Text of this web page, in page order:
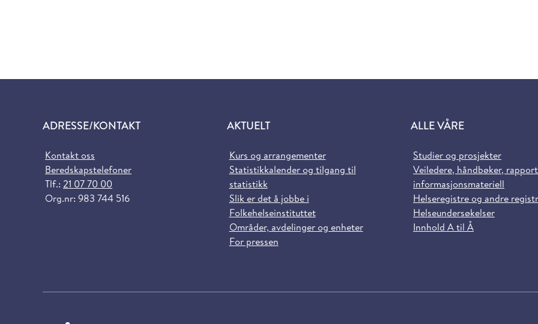
ADRESSE/KONTAKT
Kontakt oss
Beredskapstelefoner
Tlf.: 21 07 70 00
Org.nr: 983 744 516
AKTUELT
Kurs og arrangementer
Statistikkalender og tilgang til
statistikk
Slik er det å jobbe i
Folkehelseinstituttet
Områder, avdelinger og enheter
For pressen
ALLE VÅRE
Studier og prosjekter
Veiledere, håndbøker,
informasjonsmateriell
Helseregistre og andre
Helseundersøkelser
Innhold A til Å